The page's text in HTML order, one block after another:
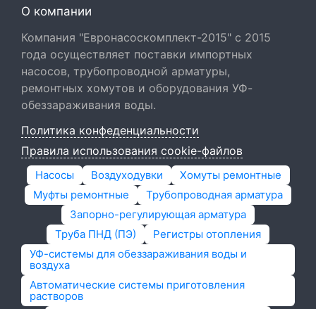
О компании
Компания "Евронасоскомплект-2015" с 2015
года осуществляет поставки импортных
насосов, трубопроводной арматуры,
ремонтных хомутов и оборудования УФ-
обеззараживания воды.
Политика конфеденциальности
Правила использования cookie-файлов
Насосы Воздуходувки
Хомуты ремонтные
Муфты ремонтные
Трубопроводная арматура
Запорно-регулирующая арматура
Труба ПНД (ПЭ)
Регистры отопления
УФ-системы для обеззараживания воды и
воздуха
Автоматические системы приготовления
растворов